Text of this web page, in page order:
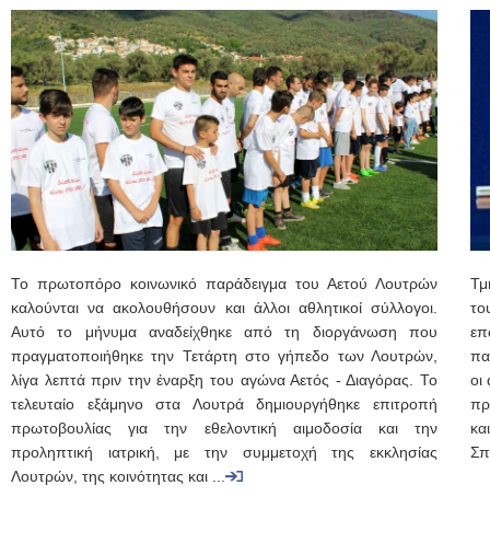
Το πρωτοπόρο κοινωνικό παράδειγμα του Αετού Λουτρών
καλούνται να ακολουθήσουν και άλλοι αθλητικοί σύλλογοι.
Αυτό το μήνυμα αναδείχθηκε από τη διοργάνωση που
πραγματοποιήθηκε την Τετάρτη στο γήπεδο των Λουτρών,
λίγα λεπτά πριν την έναρξη του αγώνα Αετός - Διαγόρας. Το
τελευταίο εξάμηνο στα Λουτρά δημιουργήθηκε επιτροπή
πρωτοβουλίας για την εθελοντική αιμοδοσία και την
προληπτική ιατρική, με την συμμετοχή της εκκλησίας
Λουτρών, της κοινότητας και ...
οι